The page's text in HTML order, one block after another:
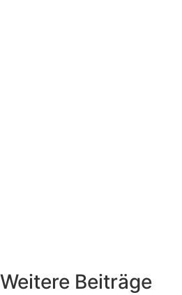
Weitere Beiträge